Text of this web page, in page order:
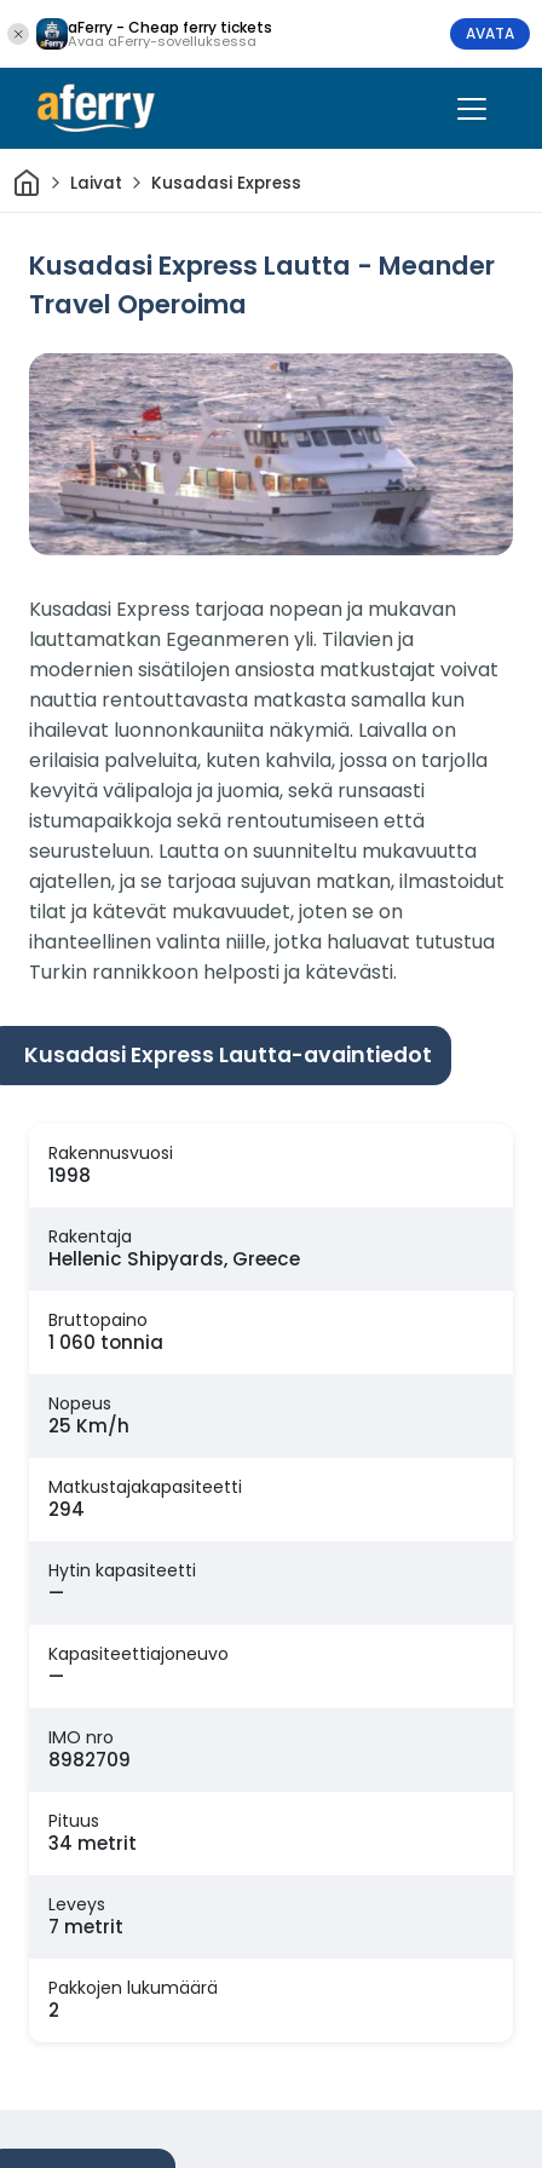
aFerry - Cheap ferry tickets
Avaa aFerry-sovelluksessa AVATA
KotiinLaivat Kusadasi Express
Kusadasi Express Lautta - Meander
Travel Operoima
Kusadasi Express tarjoaa nopean ja mukavan
lauttamatkan Egeanmeren yli. Tilavien ja
modernien sisätilojen ansiosta matkustajat voivat
nauttia rentouttavasta matkasta samalla kun
ihailevat luonnonkauniita näkymiä. Laivalla on
erilaisia palveluita, kuten kahvila, jossa on tarjolla
kevyitä välipaloja ja juomia, sekä runsaasti
istumapaikkoja sekä rentoutumiseen että
seurusteluun. Lautta on suunniteltu mukavuutta
ajatellen, ja se tarjoaa sujuvan matkan, ilmastoidut
tilat ja kätevät mukavuudet, joten se on
ihanteellinen valinta niille, jotka haluavat tutustua
Turkin rannikkoon helposti ja kätevästi.
Kusadasi Express Lautta-avaintiedot
Rakennusvuosi
1998
Rakentaja
Hellenic Shipyards, Greece
Bruttopaino
1 060 tonnia
Nopeus
25 Km/h
Matkustajakapasiteetti
294
Hytin kapasiteetti
—
Kapasiteettiajoneuvo
—
IMO nro
8982709
Pituus
34 metrit
Leveys
7 metrit
Pakkojen lukumäärä
2